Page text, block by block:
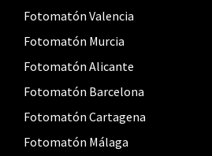
Fotomatón Valencia
Fotomatón Murcia
Fotomatón Alicante
Fotomatón Barcelona
Fotomatón Cartagena
Fotomatón Málaga